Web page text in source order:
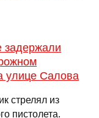
задержали
улице Салова
стрелял из
пистолета.